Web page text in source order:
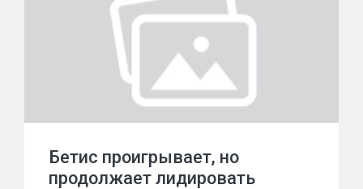
Бетис проигрывает, но
продолжает лидировать